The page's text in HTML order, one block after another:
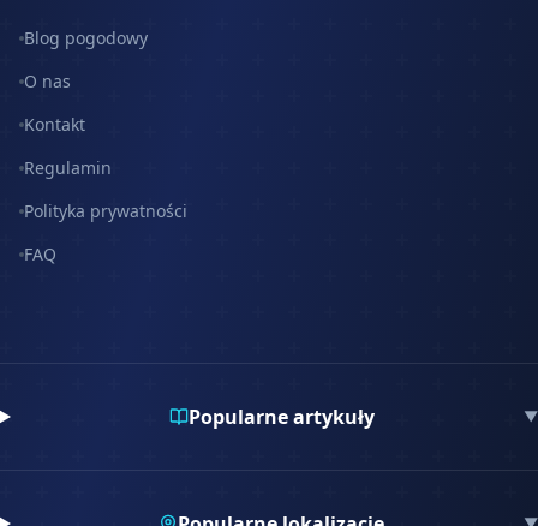
Blog pogodowy
O nas
Kontakt
Regulamin
Polityka prywatności
FAQ
Popularne artykuły ▼